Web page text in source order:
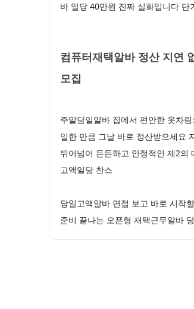
바 일당 40만원 진짜 실화입니다
컴퓨터재택알바 정산 지연
모집
주말당일알바 집에서 편안한 옷차
일한 만큼 그날 바로 정산받으세요
뛰어넘어 든든하고 안정적인 제2의
고액일당 찬스
당일고액알바 면접 보고 바로 시작
준비 끝나는 오픈형 재택근무알바